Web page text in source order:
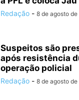
Redação - 8 de agosto
Suspeitos são
após resistência
operação policial
Redação - 8 de agosto